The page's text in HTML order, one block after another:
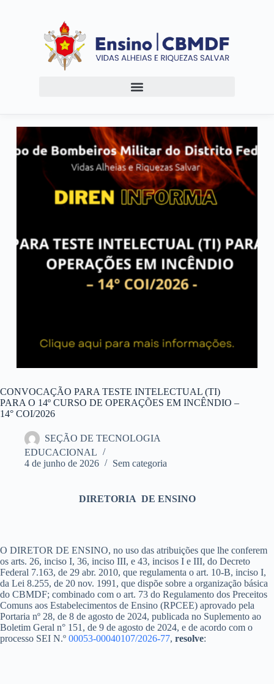
CONVOCAÇÃO PARA TESTE INTELECTUAL (TI)
PARA O 14º CURSO DE OPERAÇÕES EM INCÊNDIO –
14° COI/2026
SEÇÃO DE TECNOLOGIA
EDUCACIONAL
4 de junho de 2026
Sem categoria
DIRETORIA DE ENSINO
O DIRETOR DE ENSINO, no uso das atribuições que lhe conferem
os arts. 26, inciso I, 36, inciso III, e 43, incisos I e III, do Decreto
Federal 7.163, de 29 abr. 2010, que regulamenta o art. 10-B, inciso I,
da Lei 8.255, de 20 nov. 1991, que dispõe sobre a organização básica
do CBMDF; combinado com o art. 73 do Regulamento dos Preceitos
Comuns aos Estabelecimentos de Ensino (RPCEE) aprovado pela
Portaria nº 28, de 8 de agosto de 2024, publicada no Suplemento ao
Boletim Geral n° 151, de 9 de agosto de 2024, e de acordo com o
processo SEI N.º 00053-00040107/2026-77, resolve: